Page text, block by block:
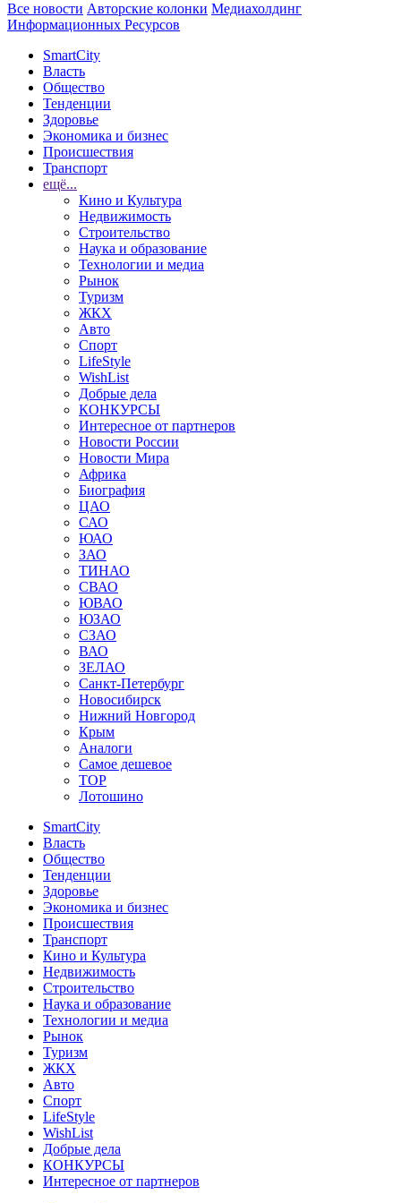
Все новости Авторские колонки Медиахолдинг
Информационных Ресурсов
SmartCity
Власть
Общество
Тенденции
Здоровье
Экономика и бизнес
Происшествия
Транспорт
ещё...
Кино и Культура
Недвижимость
Строительство
Наука и образование
Технологии и медиа
Рынок
Туризм
ЖКХ
Авто
Спорт
LifeStyle
WishList
Добрые дела
КОНКУРСЫ
Интересное от партнеров
Новости России
Новости Мира
Африка
Биография
ЦАО
САО
ЮАО
ЗАО
ТИНАО
СВАО
ЮВАО
ЮЗАО
СЗАО
ВАО
ЗЕЛАО
Санкт-Петербург
Новосибирск
Нижний Новгород
Крым
Аналоги
Самое дешевое
TOP
Лотошино
SmartCity
Власть
Общество
Тенденции
Здоровье
Экономика и бизнес
Происшествия
Транспорт
Кино и Культура
Недвижимость
Строительство
Наука и образование
Технологии и медиа
Рынок
Туризм
ЖКХ
Авто
Спорт
LifeStyle
WishList
Добрые дела
КОНКУРСЫ
Интересное от партнеров